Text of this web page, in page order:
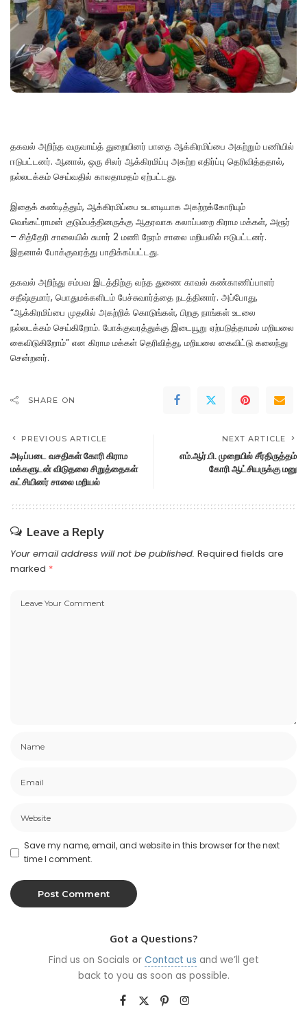
தகவல் அறிந்த வருவாய்த் துறையினர் பாதை ஆக்கிரமிப்பை அகற்றும் பணியில்
ஈடுபட்டனர். ஆனால், ஒரு சிலர் ஆக்கிரமிப்பு அகற்ற எதிர்ப்பு தெரிவித்ததால்,
நல்லடக்கம் செய்வதில் காலதாமதம் ஏற்பட்டது.
இதைக் கண்டித்தும், ஆக்கிரமிப்பை உடனடியாக அகற்றக்கோரியும்
வெங்கட்ராமன் குடும்பத்தினருக்கு ஆதரவாக கலாப்பறை கிராம மக்கள், அரூர்
– சித்தேரி சாலையில் சுமார் 2 மணி நேரம் சாலை மறியலில் ஈடுபட்டனர்.
இதனால் போக்குவரத்து பாதிக்கப்பட்டது.
தகவல் அறிந்து சம்பவ இடத்திற்கு வந்த துணை காவல் கண்காணிப்பாளர்
சதீஷ்குமார், பொதுமக்களிடம் பேச்சுவார்த்தை நடத்தினார். அப்போது,
“ஆக்கிரமிப்பை முதலில் அகற்றிக் கொடுங்கள், பிறகு நாங்கள் உடலை
நல்லடக்கம் செய்கிறோம். போக்குவரத்துக்கு இடையூறு ஏற்படுத்தாமல் மறியலை
கைவிடுகிறோம்” என கிராம மக்கள் தெரிவித்து, மறியலை கைவிட்டு கலைந்து
சென்றனர்.
SHARE ON
PREVIOUS ARTICLE
அடிப்படை வசதிகள் கோரி கிராம
மக்களுடன் விடுதலை சிறுத்தைகள்
கட்சியினர் சாலை மறியல்
NEXT ARTICLE
எம்.ஆர்.பி. முறையில் சீர்திருத்தம்
கோரி ஆட்சியருக்கு மனு
Leave a Reply
Your email address will not be published. Required fields are
marked *
Save my name, email, and website in this browser for the next
time I comment.
Got a Questions?
Find us on Socials or Contact us and we’ll get
back to you as soon as possible.